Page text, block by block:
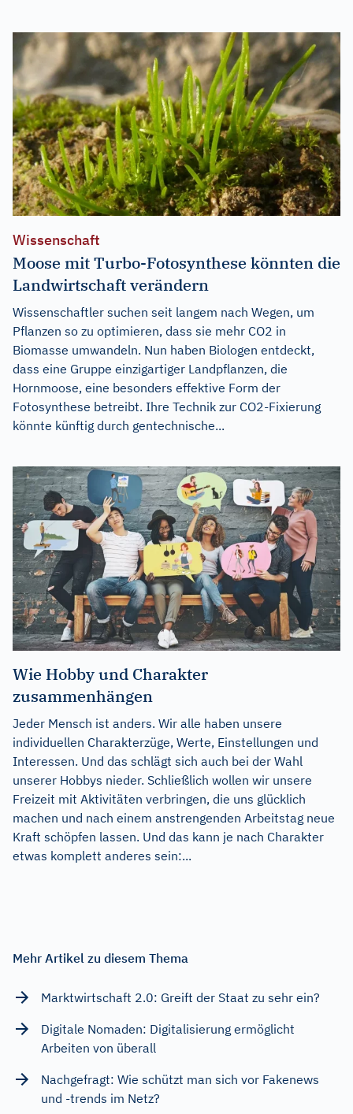
Wissenschaft
Moose mit Turbo-Fotosynthese könnten die
Landwirtschaft verändern
Wissenschaftler suchen seit langem nach Wegen, um
Pflanzen so zu optimieren, dass sie mehr CO2 in
Biomasse umwandeln. Nun haben Biologen entdeckt,
dass eine Gruppe einzigartiger Landpflanzen, die
Hornmoose, eine besonders effektive Form der
Fotosynthese betreibt. Ihre Technik zur CO2-Fixierung
könnte künftig durch gentechnische...
Wie Hobby und Charakter
zusammenhängen
Jeder Mensch ist anders. Wir alle haben unsere
individuellen Charakterzüge, Werte, Einstellungen und
Interessen. Und das schlägt sich auch bei der Wahl
unserer Hobbys nieder. Schließlich wollen wir unsere
Freizeit mit Aktivitäten verbringen, die uns glücklich
machen und nach einem anstrengenden Arbeitstag neue
Kraft schöpfen lassen. Und das kann je nach Charakter
etwas komplett anderes sein:...
Mehr Artikel zu diesem Thema
Marktwirtschaft 2.0: Greift der Staat zu sehr ein?
Digitale Nomaden: Digitalisierung ermöglicht
Arbeiten von überall
Nachgefragt: Wie schützt man sich vor Fakenews
und -trends im Netz?